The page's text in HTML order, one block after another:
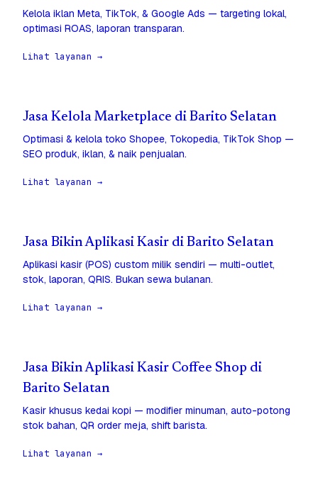
Kelola iklan Meta, TikTok, & Google Ads — targeting lokal,
optimasi ROAS, laporan transparan.
Lihat layanan →
Jasa Kelola Marketplace di Barito Selatan
Optimasi & kelola toko Shopee, Tokopedia, TikTok Shop —
SEO produk, iklan, & naik penjualan.
Lihat layanan →
Jasa Bikin Aplikasi Kasir di Barito Selatan
Aplikasi kasir (POS) custom milik sendiri — multi-outlet,
stok, laporan, QRIS. Bukan sewa bulanan.
Lihat layanan →
Jasa Bikin Aplikasi Kasir Coffee Shop di
Barito Selatan
Kasir khusus kedai kopi — modifier minuman, auto-potong
stok bahan, QR order meja, shift barista.
Lihat layanan →